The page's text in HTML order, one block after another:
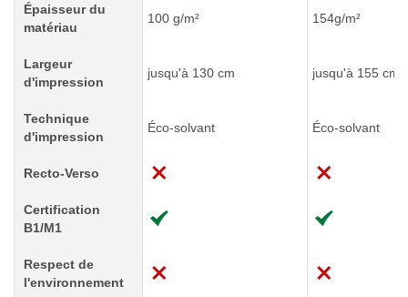
Épaisseur du
matériau
100 g/m² 154g/m²
Largeur
d'impression
jusqu'à 130 cm jusqu'à 155 cm
Technique
d'impression
Éco-solvant Éco-solvant
Recto-Verso
Certification
B1/M1
Respect de
l'environnement